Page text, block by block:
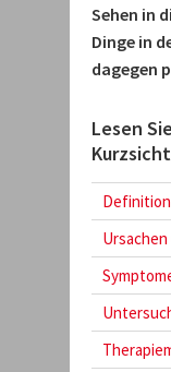
Sehen in
Dinge in
dagegen
Lesen